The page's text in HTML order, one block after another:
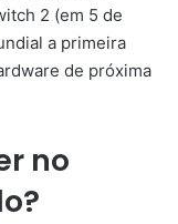
2 (em 5 de
a primeira
de próxima
no